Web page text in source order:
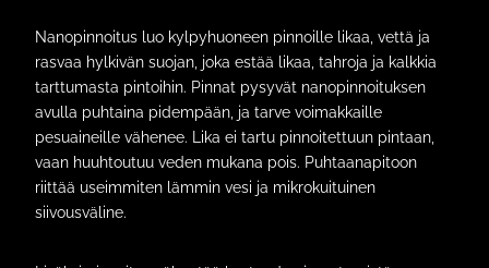
Nanopinnoitus luo kylpyhuoneen pinnoille likaa, vettä ja
rasvaa hylkivän suojan, joka estää likaa, tahroja ja kalkkia
tarttumasta pintoihin. Pinnat pysyvät nanopinnoituksen
avulla puhtaina pidempään, ja tarve voimakkaille
pesuaineille vähenee. Lika ei tartu pinnoitettuun pintaan,
vaan huuhtoutuu veden mukana pois. Puhtaanapitoon
riittää useimmiten lämmin vesi ja mikrokuituinen
siivousväline.